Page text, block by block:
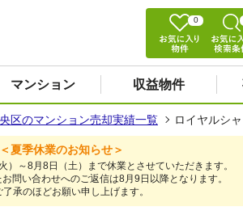
0
マンション 収益物件
区のマンション売却実績一覧 ロイヤルシ
＜夏季休業のお知らせ＞
）～8月8日（土）まで休業とさせていただきます。
問い合わせへのご返信は8月9日以降となります。
了承のほどお願い申し上げます。